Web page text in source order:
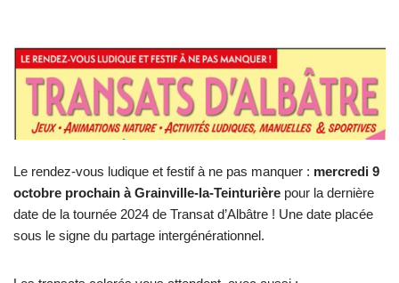
Le rendez-vous ludique et festif à ne pas manquer : mercredi 9
octobre prochain à Grainville-la-Teinturière pour la dernière
date de la tournée 2024 de Transat d’Albâtre ! Une date placée
sous le signe du partage intergénérationnel.